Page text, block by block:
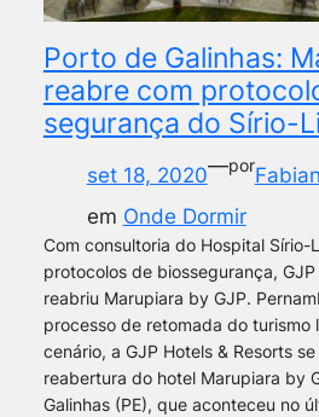
Porto de Galinhas:
reabre com
segurança do Sírio-
set 18, 2020—por
em Onde Dormir
Com consultoria do Hospital Sírio-
protocolos de biossegurança,
reabriu Marupiara by GJP.
processo de retomada do turismo
cenário, a GJP Hotels & Resorts
reabertura do hotel Marupiara by
Galinhas (PE), que aconteceu no